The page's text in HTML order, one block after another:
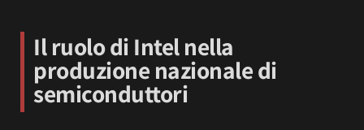
Il ruolo di Intel nella
produzione nazionale di
semiconduttori